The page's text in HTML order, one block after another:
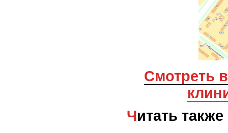
Смотреть все ветеринарные
Читать также